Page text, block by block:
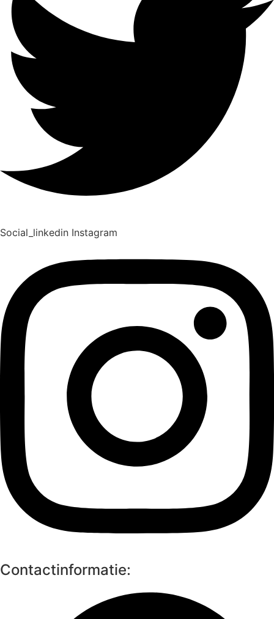
Social_linkedin Instagram
Contactinformatie: